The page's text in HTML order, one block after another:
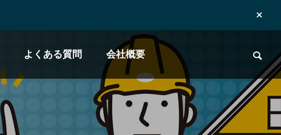
よくある質問 会社概要